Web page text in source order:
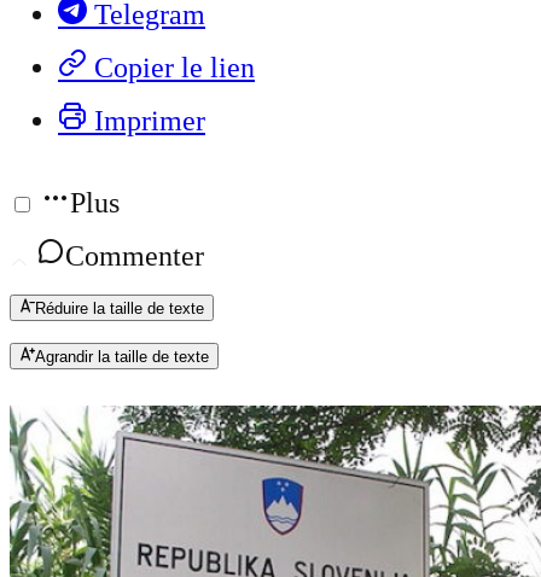
Telegram
Copier le lien
Imprimer
Plus
Commenter
Réduire la taille de texte
Agrandir la taille de texte